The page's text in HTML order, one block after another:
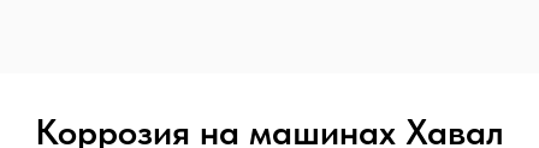
Коррозия на машинах Хавал